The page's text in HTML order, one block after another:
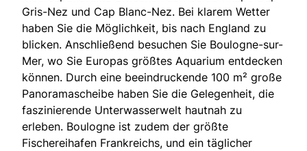
Gris-Nez und Cap Blanc-Nez. Bei klarem Wetter
haben Sie die Möglichkeit, bis nach England zu
blicken. Anschließend besuchen Sie Boulogne-sur-
Mer, wo Sie Europas größtes Aquarium entdecken
können. Durch eine beeindruckende 100 m² große
Panoramascheibe haben Sie die Gelegenheit, die
faszinierende Unterwasserwelt hautnah zu
erleben. Boulogne ist zudem der größte
Fischereihafen Frankreichs, und ein täglicher